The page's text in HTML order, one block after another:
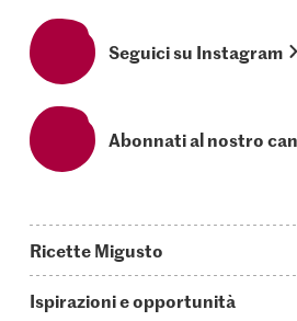
Seguici su Instagram
Abonnati al nostro
Ricette Migusto
Ispirazioni e opportunità